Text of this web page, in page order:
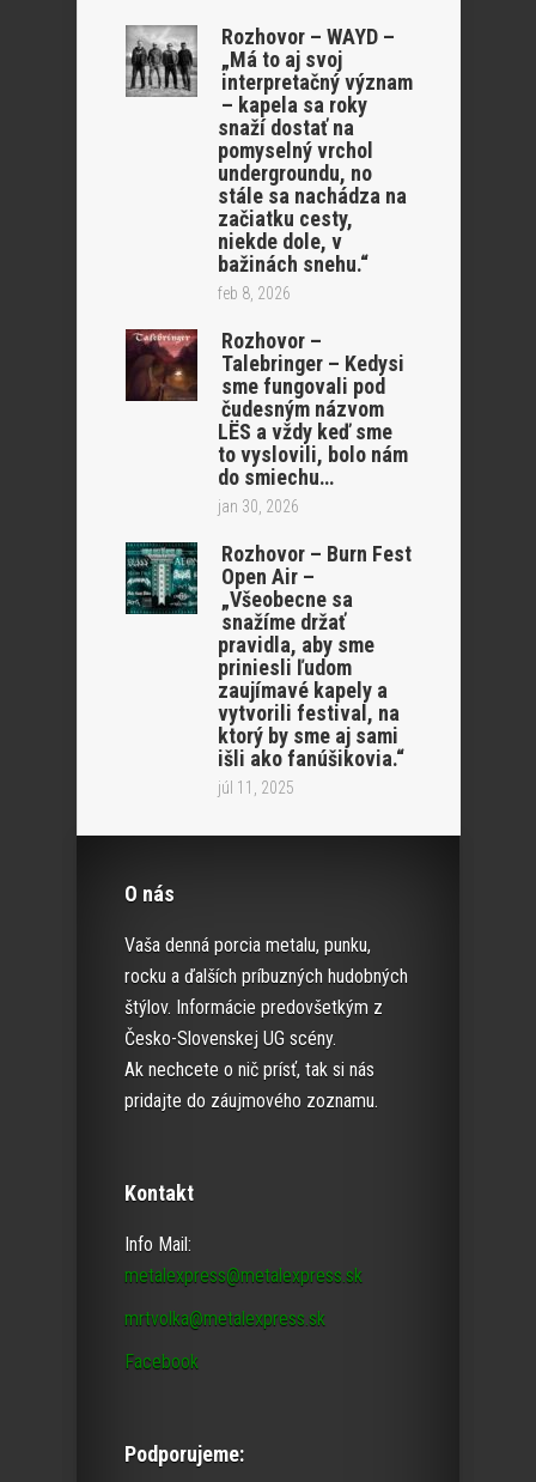
Rozhovor – WAYD –
„Má to aj svoj
interpretačný význam
– kapela sa roky
snaží dostať na
pomyselný vrchol
undergroundu, no
stále sa nachádza na
začiatku cesty,
niekde dole, v
bažinách snehu.“
feb 8, 2026
Rozhovor –
Talebringer – Kedysi
sme fungovali pod
čudesným názvom
LËS a vždy keď sme
to vyslovili, bolo nám
do smiechu…
jan 30, 2026
Rozhovor – Burn Fest
Open Air –
„Všeobecne sa
snažíme držať
pravidla, aby sme
priniesli ľudom
zaujímavé kapely a
vytvorili festival, na
ktorý by sme aj sami
išli ako fanúšikovia.“
júl 11, 2025
O nás
Vaša denná porcia metalu, punku,
rocku a ďalších príbuzných hudobných
štýlov. Informácie predovšetkým z
Česko-Slovenskej UG scény.
Ak nechcete o nič prísť, tak si nás
pridajte do záujmového zoznamu.
Kontakt
Info Mail:
metalexpress@metalexpress.sk
mrtvolka@metalexpress.sk
Facebook
Podporujeme: